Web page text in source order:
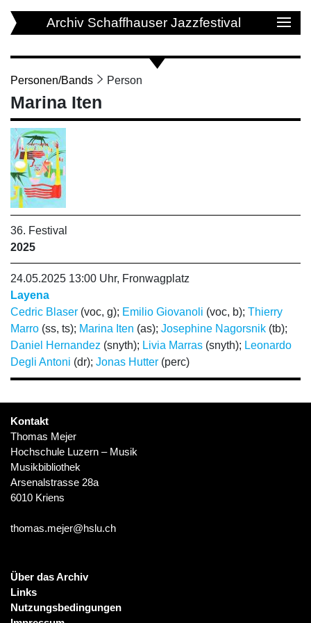
Archiv Schaffhauser Jazzfestival
Personen/Bands Person
Marina Iten
36. Festival
2025
24.05.2025 13:00 Uhr, Fronwagplatz
Layena
Cedric Blaser (voc, g); Emilio Giovanoli (voc, b); Thierry
Marro (ss, ts); Marina Iten (as); Josephine Nagorsnik (tb);
Daniel Hernandez (snyth); Livia Marras (snyth); Leonardo
Degli Antoni (dr); Jonas Hutter (perc)
Kontakt
Thomas Mejer
Hochschule Luzern – Musik
Musikbibliothek
Arsenalstrasse 28a
6010 Kriens
thomas.mejer@hslu.ch
Über das Archiv
Links
Nutzungsbedingungen